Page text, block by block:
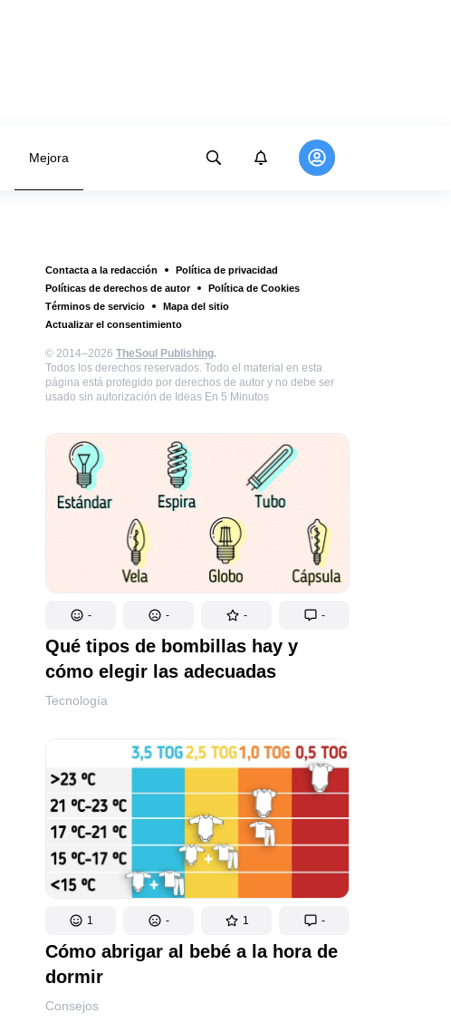
Mejora
Contacta a la redacción
Política de privacidad
Políticas de derechos de autor
Política de Cookies
Términos de servicio
Mapa del sitio
Actualizar el consentimiento
© 2014–2026 TheSoul Publishing.
Todos los derechos reservados. Todo el material en esta
página está protegido por derechos de autor y no debe ser
usado sin autorización de Ideas En 5 Minutos
- - - -
Qué tipos de bombillas hay y
cómo elegir las adecuadas
Tecnología
1 - 1 -
Cómo abrigar al bebé a la hora de
dormir
Consejos